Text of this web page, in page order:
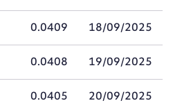
18/09/2025
0.0409
19/09/2025
0.0408
20/09/2025
0.0405